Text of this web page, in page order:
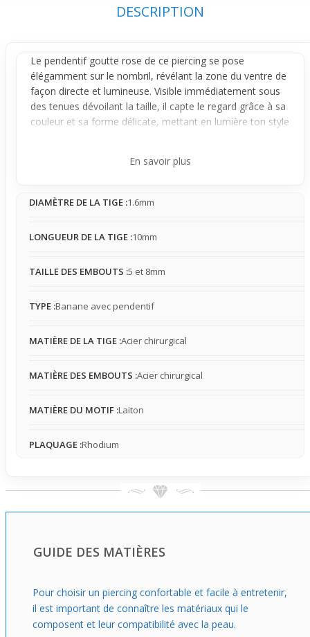
DESCRIPTION
Le pendentifgoutte rose de ce piercing se pose
élégamment sur le nombril, révélant la zone du ventre de
façon directe et lumineuse. Visible immédiatement sous
des tenues dévoilant la taille, il capte le regard grâce à sa
couleur et sa forme délicate, mettant en lumière ton style
bananeen acier chirurgical, ce bijou reste
perceptibles pour créer un point central visuel sur le
vêtements, il peut se faire sentir modérément, surtout
facilement une tenue courte, comme un crop top ou un
maillot de bain, en apportant une touche de couleur et
silhouette tout en restant fonctionnel, idéal pour celles
mode sur leur nombril.
En savoir plus
DIAMÈTRE DE LA TIGE :1.6mm
LONGUEUR DE LA TIGE :10mm
TAILLE DES EMBOUTS :5 et 8mm
TYPE :Banane avec pendentif
MATIÈRE DE LA TIGE :Acier chirurgical
MATIÈRE DES EMBOUTS :Acier chirurgical
MATIÈRE DU MOTIF :Laiton
PLAQUAGE :Rhodium
GUIDE DES MATIÈRES
Pour choisir un piercing confortable et facile à entretenir,
il est important de connaître les matériaux qui le
composent et leur compatibilité avec la peau.